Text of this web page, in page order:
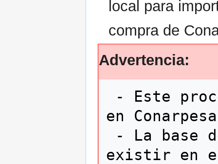
local para
compra de
Advertencia:
en
existir en